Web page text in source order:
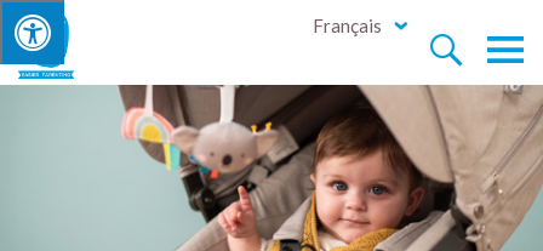


Français